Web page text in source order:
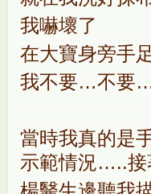
我嚇壞了
在大寶身旁手
我不要…不要
當時我真的是
示範情況…..接